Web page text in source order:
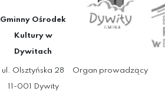
Gminny Ośrodek
Kultury w
Dywitach
ul. Olsztyńska 28
11-001 Dywity
Organ prowadzący